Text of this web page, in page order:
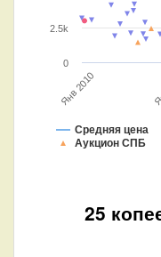
Средняя цена
Аукцион СПБ
Янв 2010
0
2.5k
25